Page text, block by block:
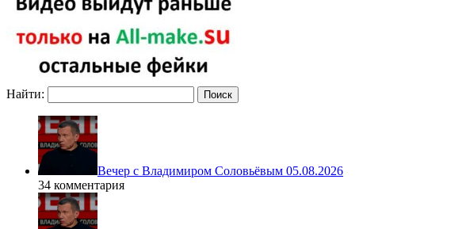
Найти:
Вечер с Владимиром Соловьёвым 05.08.2026
34 комментария